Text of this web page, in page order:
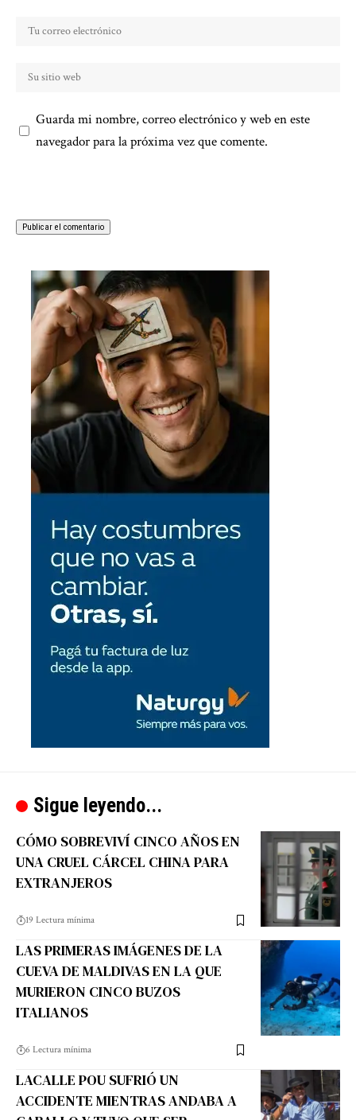
Guarda mi nombre, correo electrónico y web en este
navegador para la próxima vez que comente.
Sigue leyendo...
CÓMO SOBREVIVÍ CINCO AÑOS EN
UNA CRUEL CÁRCEL CHINA PARA
EXTRANJEROS
19 Lectura mínima
LAS PRIMERAS IMÁGENES DE LA
CUEVA DE MALDIVAS EN LA QUE
MURIERON CINCO BUZOS
ITALIANOS
6 Lectura mínima
LACALLE POU SUFRIÓ UN
ACCIDENTE MIENTRAS ANDABA A